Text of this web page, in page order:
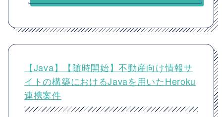
【Java】【随時開始】不動産向け情報サ
イトの構築におけるJavaを用いたHeroku
連携案件